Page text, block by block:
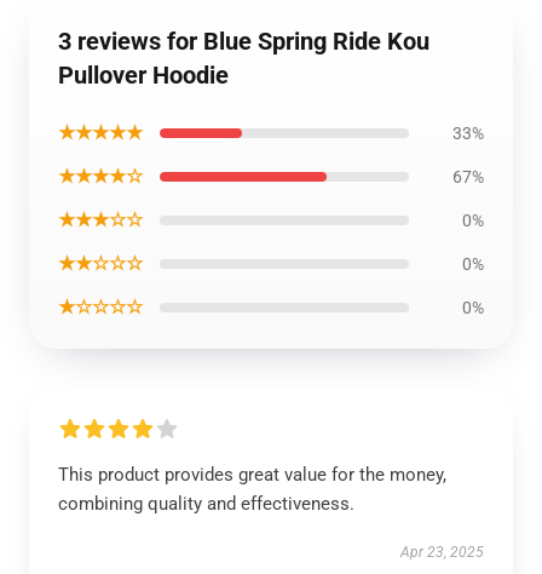
3 reviews for Blue Spring Ride Kou
Pullover Hoodie
★★★★★ 33%
★★★★☆ 67%
★★★☆☆ 0%
★★☆☆☆ 0%
★☆☆☆☆ 0%
This product provides great value for the money,
combining quality and effectiveness.
Apr 23, 2025